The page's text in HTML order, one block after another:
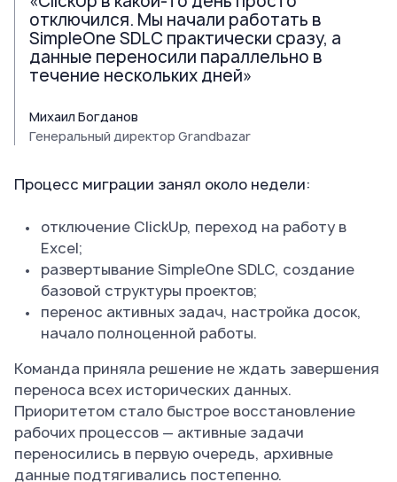
отключился. Мы начали работать в
SimpleOne SDLC практически сразу, а
данные переносили параллельно в
течение нескольких дней»
Михаил Богданов
Генеральный директор Grandbazar
Процесс миграции занял около недели:
отключение ClickUp, переход на работу в
Excel;
развертывание SimpleOne SDLC, создание
базовой структуры проектов;
перенос активных задач, настройка досок,
начало полноценной работы.
Команда приняла решение не ждать завершения
переноса всех исторических данных.
Приоритетом стало быстрое восстановление
рабочих процессов — активные задачи
переносились в первую очередь, архивные
данные подтягивались постепенно.